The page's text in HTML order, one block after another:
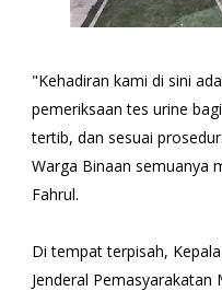
"Kehadiran kami di sini
pemeriksaan tes urine
tertib, dan sesuai
Warga Binaan semuanya
Fahrul.
‎Di tempat terpisah,
Jenderal